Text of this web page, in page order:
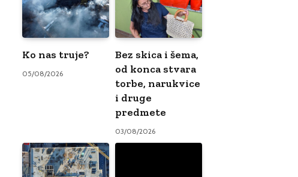
Ko nas truje?
05/08/2026
Bez skica i šema,
od konca stvara
torbe, narukvice
i druge
predmete
03/08/2026